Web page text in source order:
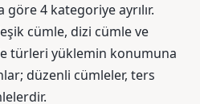
göre 4 kategoriye ayrılır.
cümle, dizi cümle ve
türleri yüklemin konumuna
düzenli cümleler, ters